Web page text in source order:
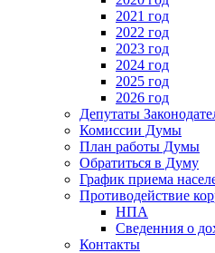
2021 год
2022 год
2023 год
2024 год
2025 год
2026 год
Депутаты
Комиссии Думы
План работы Думы
Обратиться в Думу
График приема
Противодействие
НПА
Сведенния о
Контакты